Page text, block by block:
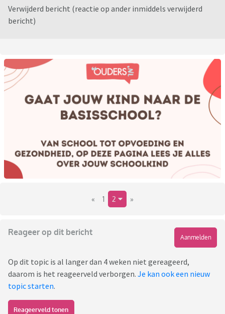
Verwijderd bericht (reactie op ander inmiddels verwijderd
bericht)
« 1 2 »
Reageer op dit bericht
Aanmelden
Op dit topic is al langer dan 4 weken niet gereageerd,
daarom is het reageerveld verborgen. Je kan ook een nieuw
topic starten.
Reageerveld tonen